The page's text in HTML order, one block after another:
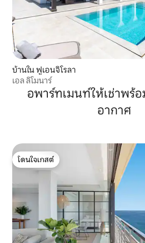
บ้านใน ฟูเอนจิโรลา
เอล ลิโมนาร์
อพาร์ทเมนท์ให้เช่าพร้อ
อากาศ
โดนใจเกสต์
โดนใจเกสต์